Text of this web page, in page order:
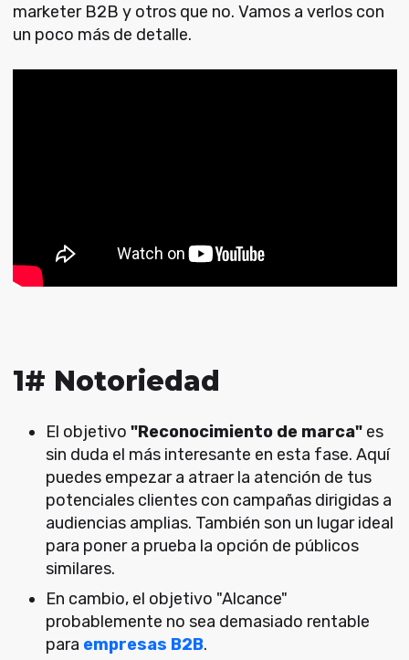
marketer B2B y otros que no. Vamos a verlos con
un poco más de detalle.
1# Notoriedad
El objetivo "Reconocimiento de marca"es
sin duda el más interesante en esta fase. Aquí
puedes empezar a atraer la atención de tus
potenciales clientes con campañas dirigidas a
audiencias amplias. También son un lugar ideal
para poner a prueba la opción de públicos
similares.
En cambio, el objetivo "Alcance"
probablemente no sea demasiado rentable
para empresas B2B.